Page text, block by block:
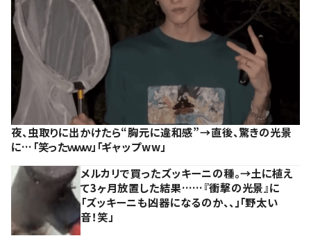
夜、虫取りに出かけたら“胸元に違和感”→直後、驚きの光景
に…「笑ったｗｗｗ」「ギャップww」
メルカリで買ったズッキーニの種。→土に植え
て3ヶ月放置した結果……『衝撃の光景』に
「ズッキーニも凶器になるのか、、」「野太い
音！笑」